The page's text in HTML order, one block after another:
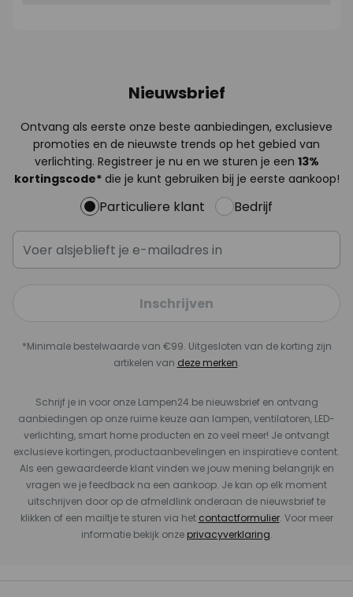
Nieuwsbrief
Ontvang als eerste onze beste aanbiedingen, exclusieve
promoties en de nieuwste trends op het gebied van
verlichting. Registreer je nu en we sturen je een 13%
kortingscode*die je kunt gebruiken bij je eerste aankoop!
Particuliere klant Bedrijf
Inschrijven
*Minimale bestelwaarde van €99. Uitgesloten van de korting zijn
artikelen van deze merken.
Schrijf je in voor onze Lampen24.be nieuwsbrief en ontvang
aanbiedingen op onze ruime keuze aan lampen, ventilatoren, LED-
verlichting, smart home producten en zo veel meer! Je ontvangt
exclusieve kortingen, productaanbevelingen en inspiratieve content.
Als een gewaardeerde klant vinden we jouw mening belangrijk en
vragen we je feedback na een aankoop. Je kan op elk moment
uitschrijven door op de afmeldlink onderaan de nieuwsbrief te
klikken of een mailtje te sturen via het contactformulier. Voor meer
informatie bekijk onze privacyverklaring.